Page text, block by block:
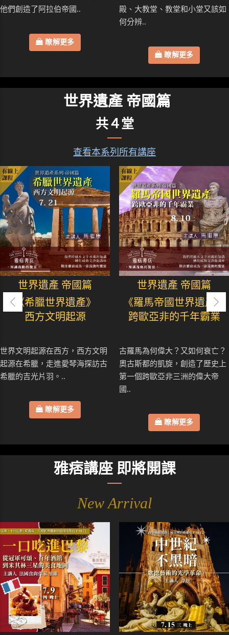
他們創造了阿拉伯帝國..
瞭解更多
殿、大教堂、教堂和小堂又該如
何分辨..
瞭解更多
世界遺產 帝國篇
共４堂
查看本系列所有講座
世界遺產 帝國篇
《希臘世界遺產》
西方文明起源
世界文明起源在西方，西方文明
起源在希臘，走進愛琴海探訪古
希臘的吉光片羽。..
瞭解更多
世界遺產 帝國篇
《羅馬帝國世界遺產》
跨歐亞非的千年霸業
古羅馬為何偉大？又如何衰亡？
奧古斯都的凱旋，創造了歷史上
第一個跨歐亞非三洲的偉大帝
國..
瞭解更多
雅痞講座 即將開課
New Arrival